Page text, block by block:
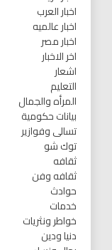
اخبار العرب
اخبار عالميه
اخبار مصر
اخر الاخبار
اشعار
التعليم
المرأه والجمال
بيانات حكومية
تسالى وفوازير
توك شو
ثقافه
ثقافه وفن
حوادث
خدمات
خواطر ونثريات
دنيا ودين